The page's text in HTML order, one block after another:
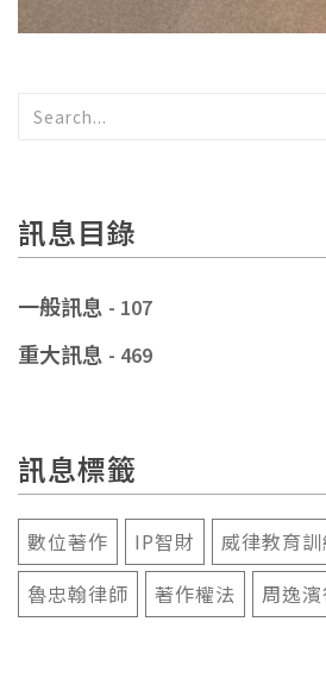
訊息目錄
一般訊息 - 107
重大訊息 - 469
訊息標籤
數位著作 IP智財
威律教育
魯忠翰律師
著作權法 周逸